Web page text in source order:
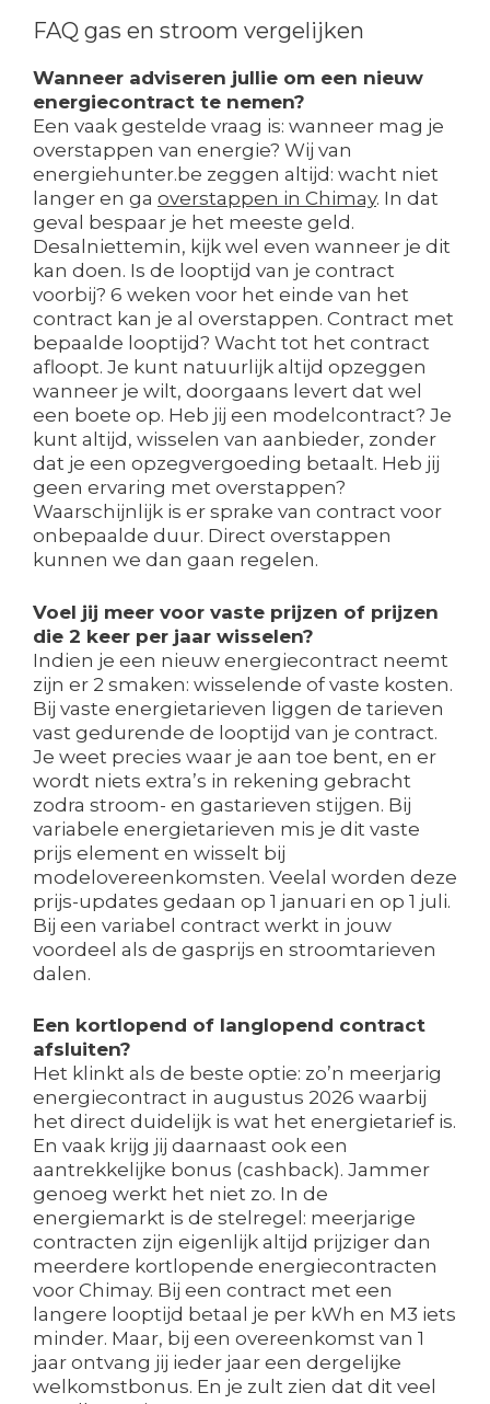
FAQ gas en stroom vergelijken
Wanneer adviseren jullie om een nieuw
energiecontract te nemen?
Een vaak gestelde vraag is: wanneer mag je
overstappen van energie? Wij van
energiehunter.be zeggen altijd: wacht niet
langer en ga overstappen in Chimay. In dat
geval bespaar je het meeste geld.
Desalniettemin, kijk wel even wanneer je dit
kan doen. Is de looptijd van je contract
voorbij? 6 weken voor het einde van het
contract kan je al overstappen. Contract met
bepaalde looptijd? Wacht tot het contract
afloopt. Je kunt natuurlijk altijd opzeggen
wanneer je wilt, doorgaans levert dat wel
een boete op. Heb jij een modelcontract? Je
kunt altijd, wisselen van aanbieder, zonder
dat je een opzegvergoeding betaalt. Heb jij
geen ervaring met overstappen?
Waarschijnlijk is er sprake van contract voor
onbepaalde duur. Direct overstappen
kunnen we dan gaan regelen.
Voel jij meer voor vaste prijzen of prijzen
die 2 keer per jaar wisselen?
Indien je een nieuw energiecontract neemt
zijn er 2 smaken: wisselende of vaste kosten.
Bij vaste energietarieven liggen de tarieven
vast gedurende de looptijd van je contract.
Je weet precies waar je aan toe bent, en er
wordt niets extra’s in rekening gebracht
zodra stroom- en gastarieven stijgen. Bij
variabele energietarieven mis je dit vaste
prijs element en wisselt bij
modelovereenkomsten. Veelal worden deze
prijs-updates gedaan op 1 januari en op 1 juli.
Bij een variabel contract werkt in jouw
voordeel als de gasprijs en stroomtarieven
dalen.
Een kortlopend of langlopend contract
afsluiten?
Het klinkt als de beste optie: zo’n meerjarig
energiecontract in augustus 2026 waarbij
het direct duidelijk is wat het energietarief is.
En vaak krijg jij daarnaast ook een
aantrekkelijke bonus (cashback). Jammer
genoeg werkt het niet zo. In de
energiemarkt is de stelregel: meerjarige
contracten zijn eigenlijk altijd prijziger dan
meerdere kortlopende energiecontracten
voor Chimay. Bij een contract met een
langere looptijd betaal je per kWh en M3 iets
minder. Maar, bij een overeenkomst van 1
jaar ontvang jij ieder jaar een dergelijke
welkomstbonus. En je zult zien dat dit veel